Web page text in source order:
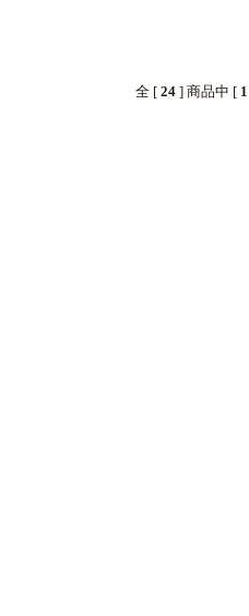
全 [ 24 ] 商品中 [ 1